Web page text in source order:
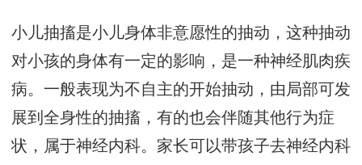
小儿抽搐是小儿身体非意愿性的抽动，这种抽动
对小孩的身体有一定的影响，是一种神经肌肉疾
病。一般表现为不自主的开始抽动，由局部可发
展到全身性的抽搐，有的也会伴随其他行为症
状，属于神经内科。家长可以带孩子去神经内科